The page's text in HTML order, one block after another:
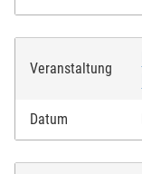
Veranstaltung
Datum